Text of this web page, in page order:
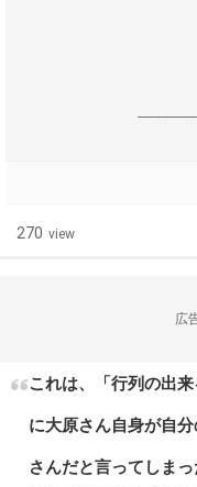
270 view
広
これは、「行列の出
に大原さん自身が自
さんだと言ってしまっ